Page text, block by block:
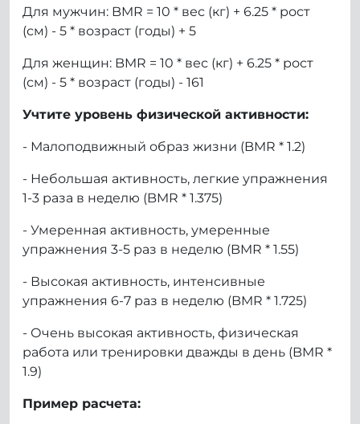
Для мужчин: BMR = 10 * вес (кг) + 6.25 * рост
(см) - 5 * возраст (годы) + 5
Для женщин: BMR = 10 * вес (кг) + 6.25 * рост
(см) - 5 * возраст (годы) - 161
Учтите уровень физической активности:
- Малоподвижный образ жизни (BMR * 1.2)
- Небольшая активность, легкие упражнения
1-3 раза в неделю (BMR * 1.375)
- Умеренная активность, умеренные
упражнения 3-5 раз в неделю (BMR * 1.55)
- Высокая активность, интенсивные
упражнения 6-7 раз в неделю (BMR * 1.725)
- Очень высокая активность, физическая
работа или тренировки дважды в день (BMR *
1.9)
Пример расчета: